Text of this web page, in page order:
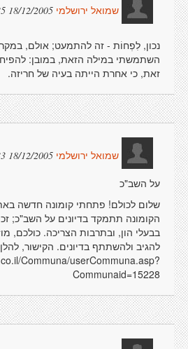
שמואל ירושלמי 18/12/2005 18:22:35
נכון, לִפְחוֹת - זה להתמעט; אולם,
השתמשתי במילה הזאת, במובן:
זאת, כי אחרת הייתה בעיה של חריזה.
שמואל ירושלמי 18/12/2005 18:27:33
על השב"כ
שלום לכולם! פתחתי קומונה חדשה
הקומונה תתמקד בדיונים על השב"כ;
בבעלי הון, ובתרבות הצריכה. כולכם,
להגיב ולהשתתף בדיונים. הקישור,
Communa/userCommuna.asp?
Communaid=15228